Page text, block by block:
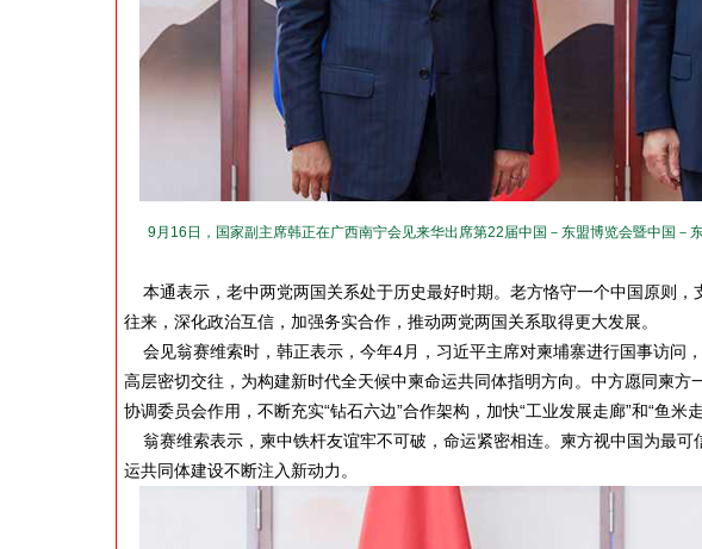
9月16日，国家副主席韩正在广西南宁会见来华出席第22届中国－东盟博览会暨中国－
本通表示，老中两党两国关系处于历史最好时期。老方恪守一个中国原则
往来，深化政治互信，加强务实合作，推动两党两国关系取得更大发展。
会见翁赛维索时，韩正表示，今年4月，习近平主席对柬埔寨进行国事访问
高层密切交往，为构建新时代全天候中柬命运共同体指明方向。中方愿同柬
协调委员会作用，不断充实“钻石六边”合作架构，加快“工业发展走廊”和“鱼米
翁赛维索表示，柬中铁杆友谊牢不可破，命运紧密相连。柬方视中国为最
运共同体建设不断注入新动力。